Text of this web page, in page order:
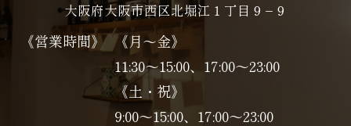
大阪府大阪市西区北堀江１丁目９−９
《営業時間》 《月～金》
11:30～15:00、17:00～23:00
《土・祝》
9:00～15:00、17:00〜23:00